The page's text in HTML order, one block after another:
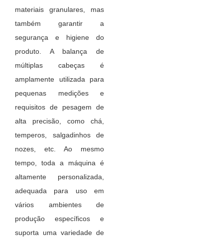
materiais granulares, mas
também garantir a
segurança e higiene do
produto. A balança de
múltiplas cabeças é
amplamente utilizada para
pequenas medições e
requisitos de pesagem de
alta precisão, como chá,
temperos, salgadinhos de
nozes, etc. Ao mesmo
tempo, toda a máquina é
altamente personalizada,
adequada para uso em
vários ambientes de
produção específicos e
suporta uma variedade de